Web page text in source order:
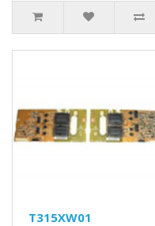
T315XW01